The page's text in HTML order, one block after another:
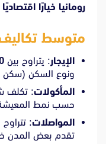
رومانيا خيارًا اقتصاديًا
متوسط
الإيجار: يتراوح بين
ونوع السكن (سكن
المأكولات: تكلف
حسب نمط
المواصلات: تتراوح
تقدم بعض المدن